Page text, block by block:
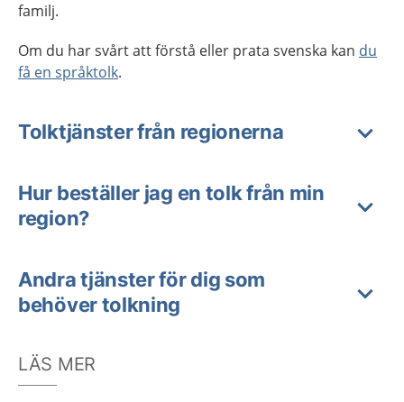
familj.
Om du har svårt att förstå eller prata svenska kan du
få en språktolk.
Tolktjänster från regionerna
Hur beställer jag en tolk från min
region?
Andra tjänster för dig som
behöver tolkning
LÄS MER